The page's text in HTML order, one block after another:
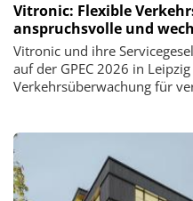
Vitronic: Flexible
anspruchsvolle und
Vitronic und ihre
auf der GPEC 2026 in
Verkehrsüberwachung für